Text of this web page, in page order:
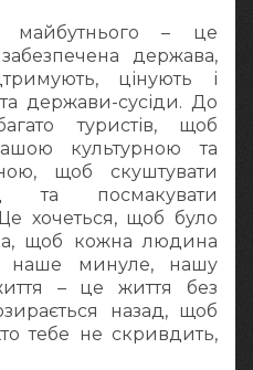
майбутнього – це
держава,
цінують і
держави-сусіди. До
туристів, щоб
культурною та
щоб скуштувати
та посмакувати
хочеться, щоб було
щоб кожна людина
наше минуле, нашу
– це життя без
назад, щоб
тебе не скривдить,